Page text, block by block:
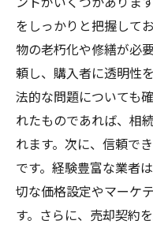
をしっかりと把握して
物の老朽化や修繕が必
頼し、購入者に透明性
法的な問題についても
れたものであれば、相
れます。次に、信頼で
です。経験豊富な業者
切な価格設定やマーケ
す。さらに、売却契約